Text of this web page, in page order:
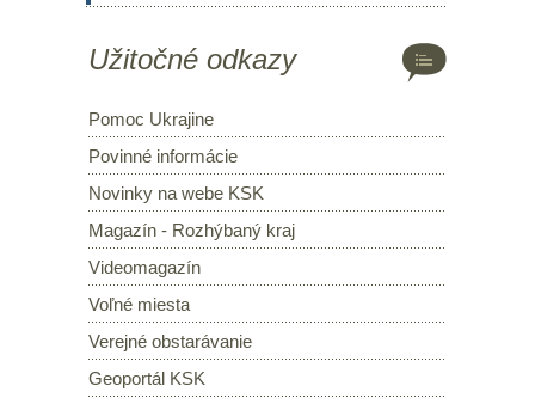
Užitočné odkazy
Pomoc Ukrajine
Povinné informácie
Novinky na webe KSK
Magazín - Rozhýbaný kraj
Videomagazín
Voľné miesta
Verejné obstarávanie
Geoportál KSK